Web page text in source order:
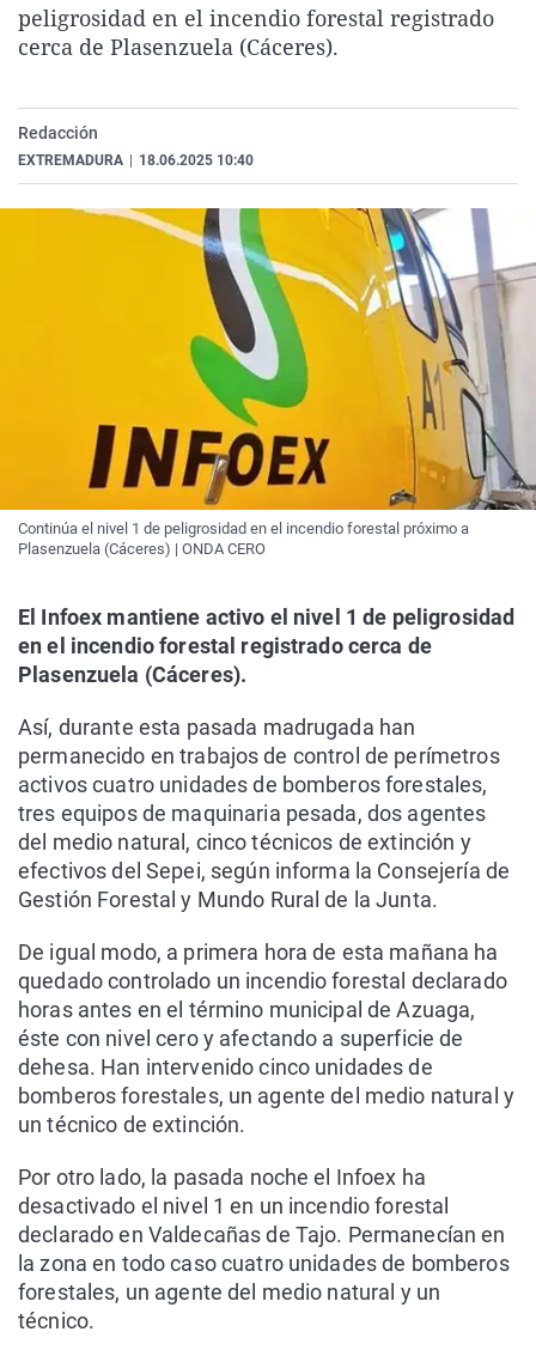
La rosa de los vientos
Como el perro y el
Caso
Equipo de
Extremadura
La Rioja
País Vasco
Virales
Elecciones
peligrosidad en el incendio forestal registrado
cerca de Plasenzuela (Cáceres).
Redacción
EXTREMADURA 18.06.2025 10:40
Continúa el nivel 1 de peligrosidad en el incendio forestal próximo a
Plasenzuela (Cáceres) | ONDA CERO
El Infoex mantiene activo el nivel 1 de peligrosidad
en el incendio forestal registrado cerca de
Plasenzuela (Cáceres).
Así, durante esta pasada madrugada han
permanecido en trabajos de control de perímetros
activos cuatro unidades de bomberos forestales,
tres equipos de maquinaria pesada, dos agentes
del medio natural, cinco técnicos de extinción y
efectivos del Sepei, según informa la Consejería de
Gestión Forestal y Mundo Rural de la Junta.
De igual modo, a primera hora de esta mañana ha
quedado controlado un incendio forestal declarado
horas antes en el término municipal de Azuaga,
éste con nivel cero y afectando a superficie de
dehesa. Han intervenido cinco unidades de
bomberos forestales, un agente del medio natural y
un técnico de extinción.
Por otro lado, la pasada noche el Infoex ha
desactivado el nivel 1 en un incendio forestal
declarado en Valdecañas de Tajo. Permanecían en
la zona en todo caso cuatro unidades de bomberos
forestales, un agente del medio natural y un
técnico.